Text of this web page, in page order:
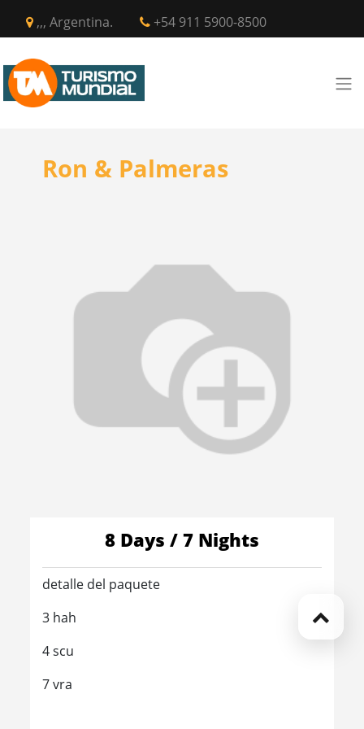
,,, Argentina. +54 911 5900-8500
Ron & Palmeras
8 Days / 7 Nights
detalle del paquete
3 hah
4 scu
7 vra